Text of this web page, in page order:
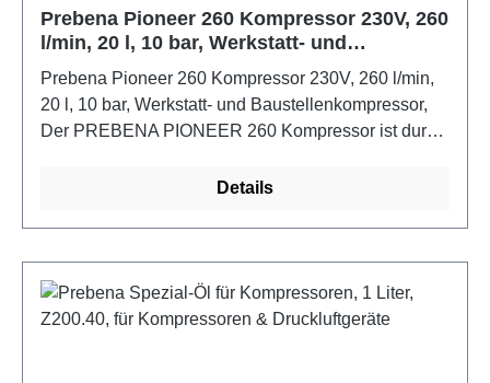
Prebena Pioneer 260 Kompressor 230V, 260
l/min, 20 l, 10 bar, Werkstatt- und
Baustellenkompressor
Prebena Pioneer 260 Kompressor 230V, 260 l/min,
20 l, 10 bar, Werkstatt- und Baustellenkompressor,
Der PREBENA PIONEER 260 Kompressor ist durch
Handgriff ideal für den Transport geeignet. Mit
diverse Druckluftarbeiten bewerkstelligen. An den
bereits montierten Führungsschienen können Sie
ganz einfach eine PREBENA Schlauchtrommel
Details